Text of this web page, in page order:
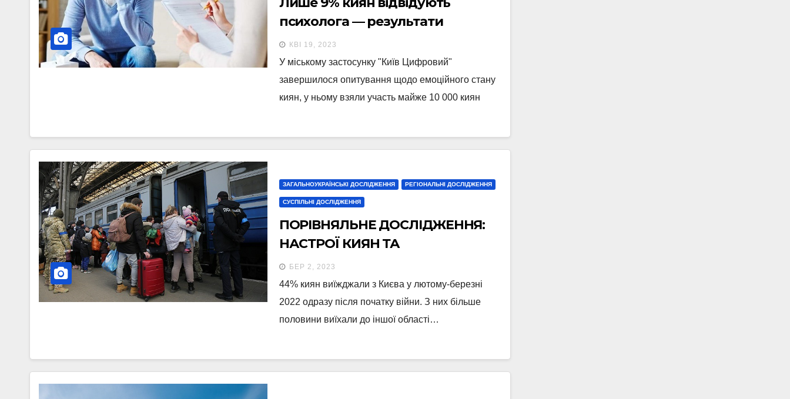
психолога — результати
опитування у “Київ Цифровий”
КВІ 19, 2023
У міському застосунку "Київ Цифровий"
завершилося опитування щодо емоційного стану
киян, у ньому взяли участь майже 10 000 киян
ЗАГАЛЬНОУКРАЇНСЬКІ ДОСЛІДЖЕННЯ РЕГІОНАЛЬНІ ДОСЛІДЖЕННЯ
СУСПІЛЬНІ ДОСЛІДЖЕННЯ
ПОРІВНЯЛЬНЕ ДОСЛІДЖЕННЯ:
НАСТРОЇ КИЯН ТА
ПЕРЕСЕЛЕНЦІВ (16-27 ЛЮТОГО
2023)
БЕР 2, 2023
44% киян виїжджали з Києва у лютому-березні
2022 одразу після початку війни. З них більше
половини виїхали до іншої області…